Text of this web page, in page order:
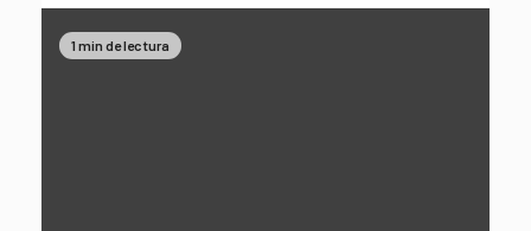
1 min de lectura